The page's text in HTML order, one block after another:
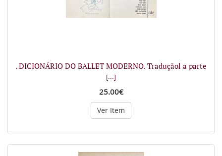
. DICIONÁRIO DO BALLET MODERNO. Traduçãol a parte
[...]
25.00€
Ver Item